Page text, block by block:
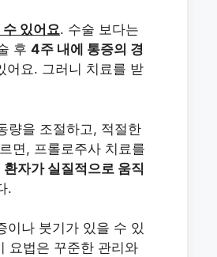
수 있어요. 수술 보다는
후 4주 내에 통증의 경
어요. 그러니 치료를 받
량을 조절하고, 적절한
면, 프롤로주사 치료를
자가 실질적으로 움직
.
이나 붓기가 있을 수 있
요법은 꾸준한 관리와